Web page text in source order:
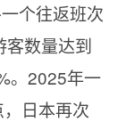
个往返班次
客数量达到
。2025年一
日本再次